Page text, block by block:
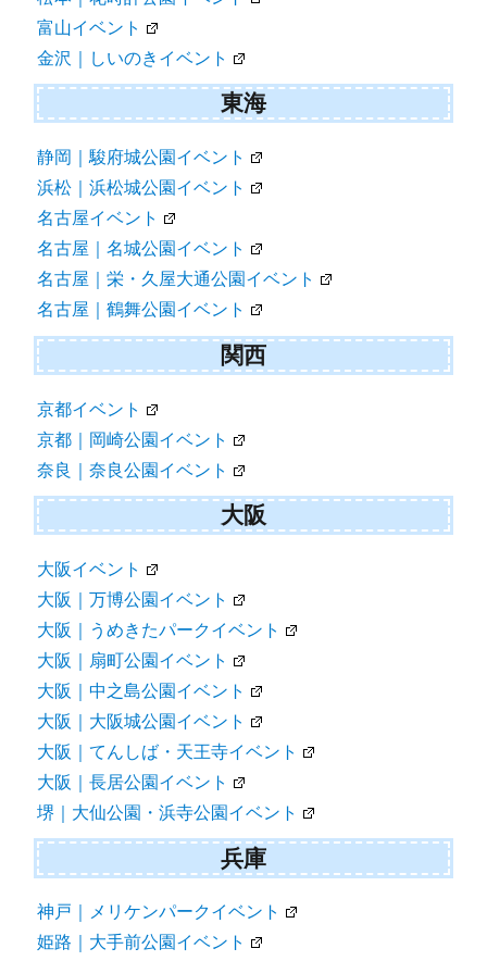
富山イベント
金沢｜しいのきイベント
東海
静岡｜駿府城公園イベント
浜松｜浜松城公園イベント
名古屋イベント
名古屋｜名城公園イベント
名古屋｜栄・久屋大通公園イベント
名古屋｜鶴舞公園イベント
関西
京都イベント
京都｜岡崎公園イベント
奈良｜奈良公園イベント
大阪
大阪イベント
大阪｜万博公園イベント
大阪｜うめきたパークイベント
大阪｜扇町公園イベント
大阪｜中之島公園イベント
大阪｜大阪城公園イベント
大阪｜てんしば・天王寺イベント
大阪｜長居公園イベント
堺｜大仙公園・浜寺公園イベント
兵庫
神戸｜メリケンパークイベント
姫路｜大手前公園イベント